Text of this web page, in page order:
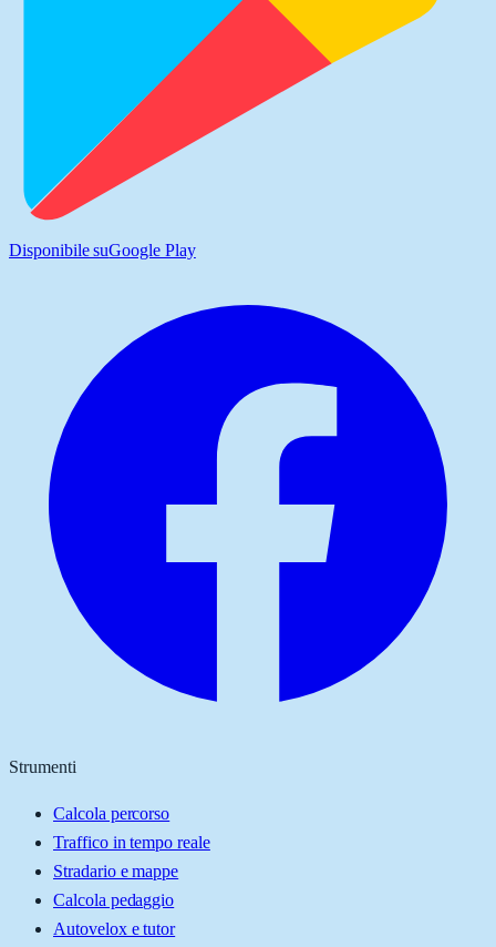
Disponibile suGoogle Play
Strumenti
Calcola percorso
Traffico in tempo reale
Stradario e mappe
Calcola pedaggio
Autovelox e tutor